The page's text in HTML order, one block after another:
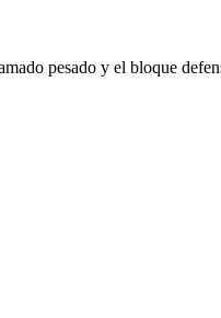
pesado y el bloque